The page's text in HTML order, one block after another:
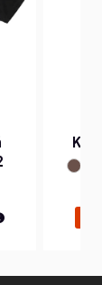
pris: